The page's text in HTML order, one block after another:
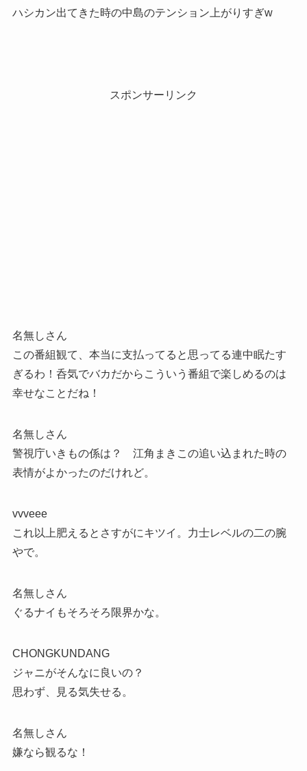
ハシカン出てきた時の中島のテンション上がりすぎw
スポンサーリンク
名無しさん
この番組観て、本当に支払ってると思ってる連中眠たす
ぎるわ！呑気でバカだからこういう番組で楽しめるのは
幸せなことだね！
名無しさん
警視庁いきもの係は？ 江角まきこの追い込まれた時の
表情がよかったのだけれど。
vvveee
これ以上肥えるとさすがにキツイ。力士レベルの二の腕
やで。
名無しさん
ぐるナイもそろそろ限界かな。
CHONGKUNDANG
ジャニがそんなに良いの？
思わず、見る気失せる。
名無しさん
嫌なら観るな！